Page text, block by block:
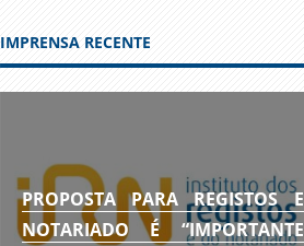
IMPRENSA RECENTE
PROPOSTA PARA REGISTOS E
NOTARIADO É “IMPORTANTE